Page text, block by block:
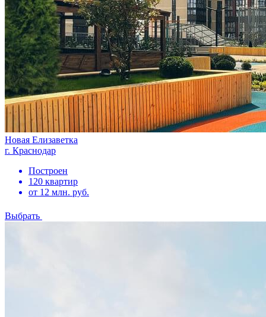
Новая Елизаветка
г. Краснодар
Построен
120 квартир
от 12 млн. руб.
Выбрать